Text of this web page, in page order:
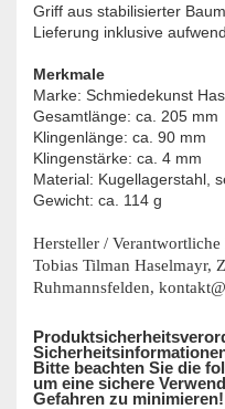
Griff aus stabilisierter
Lieferung inklusive
Merkmale
Marke: Schmiedekunst
Gesamtlänge: ca. 205 mm
Klingenlänge: ca. 90 mm
Klingenstärke: ca. 4 mm
Material: Kugellagerstahl,
Gewicht: ca. 114 g
Hersteller / Verantwortliche
Tobias Tilman Haselmayr,
Ruhmannsfelden,
Bitte beachten Sie die
um eine sichere
Gefahren zu minimieren!